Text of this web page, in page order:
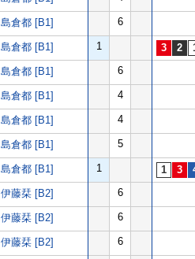
島倉都 [B1] 6
島倉都 [B1] 1
島倉都 [B1] 6
島倉都 [B1] 4
島倉都 [B1] 4
島倉都 [B1] 5
島倉都 [B1] 1
伊藤栞 [B2] 6
伊藤栞 [B2] 6
伊藤栞 [B2] 6